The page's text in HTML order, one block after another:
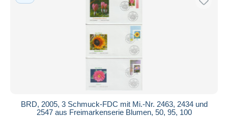
BRD, 2005, 3 Schmuck-FDC mit Mi.-Nr. 2463, 2434 und
2547 aus Freimarkenserie Blumen, 50, 95, 100